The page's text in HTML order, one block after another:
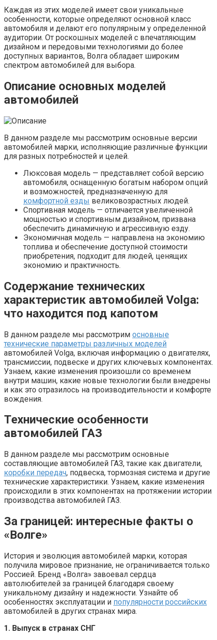
Каждая из этих моделей имеет свои уникальные
особенности, которые определяют основной класс
автомобиля и делают его популярным у определенной
аудитории. От роскошных моделей с впечатляющим
дизайном и передовыми технологиями до более
доступных вариантов, Волга обладает широким
спектром автомобилей для выбора.
Описание основных моделей
автомобилей
В данном разделе мы рассмотрим основные версии
автомобилей марки, исполняющие различные функции
для разных потребностей и целей.
Люксовая модель — представляет собой версию
автомобиля, оснащенную богатым набором опций
и возможностей, предназначенную для
комфортной езды великовозрастных людей.
Спортивная модель — отличается увеличенной
мощностью и спортивным дизайном, призвана
обеспечить динамичную и агрессивную езду.
Экономичная модель — направлена на экономию
топлива и обеспечение доступной стоимости
приобретения, подходит для людей, ценящих
экономию и практичность.
Содержание технических
характеристик автомобилей Volga:
что находится под капотом
В данном разделе мы рассмотрим основные
технические параметры различных моделей
автомобилей Volga, включая информацию о двигателях,
трансмиссии, подвеске и других ключевых компонентах.
Узнаем, какие изменения произошли со временем
внутри машин, какие новые технологии были внедрены
и как это отразилось на производительности и комфорте
вождения.
Технические особенности
автомобилей ГАЗ
В данном разделе мы рассмотрим основные
составляющие автомобилей ГАЗ, такие как двигатели,
коробки передач, подвеска, тормозная система и другие
технические характеристики. Узнаем, какие изменения
происходили в этих компонентах на протяжении истории
производства автомобилей ГАЗ.
За границей: интересные факты о
«Волге»
История и эволюция автомобилей марки, которая
получила мировое признание, не ограничивается только
Россией. Бренд «Волга» завоевал сердца
автолюбителей за границей благодаря своему
уникальному дизайну и надежности. Узнайте об
особенностях эксплуатации и популярности российских
автомобилей в других странах мира.
1. Выпуск в странах СНГ